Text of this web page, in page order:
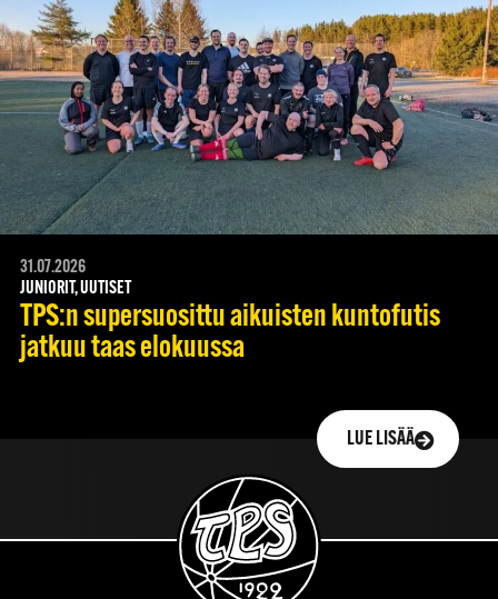
31.07.2026
JUNIORIT, UUTISET
TPS:n supersuosittu aikuisten kuntofutis
jatkuu taas elokuussa
LUE LISÄÄ